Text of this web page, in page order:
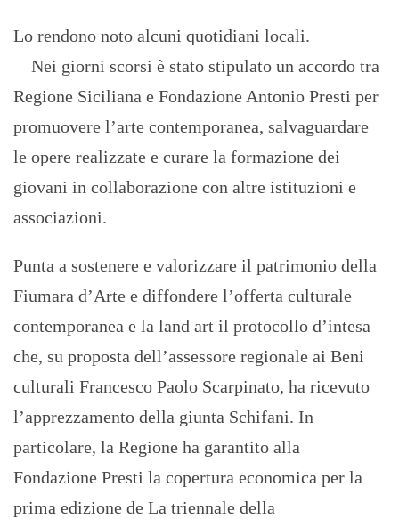
Lo rendono noto alcuni quotidiani locali.
Nei giorni scorsi è stato stipulato un accordo tra
Regione Siciliana e Fondazione Antonio Presti per
promuovere l’arte contemporanea, salvaguardare
le opere realizzate e curare la formazione dei
giovani in collaborazione con altre istituzioni e
associazioni.
Punta a sostenere e valorizzare il patrimonio della
Fiumara d’Arte e diffondere l’offerta culturale
contemporanea e la land art il protocollo d’intesa
che, su proposta dell’assessore regionale ai Beni
culturali Francesco Paolo Scarpinato, ha ricevuto
l’apprezzamento della giunta Schifani. In
particolare, la Regione ha garantito alla
Fondazione Presti la copertura economica per la
prima edizione de La triennale della